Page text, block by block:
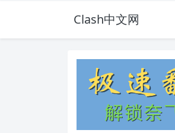
Clash中文网